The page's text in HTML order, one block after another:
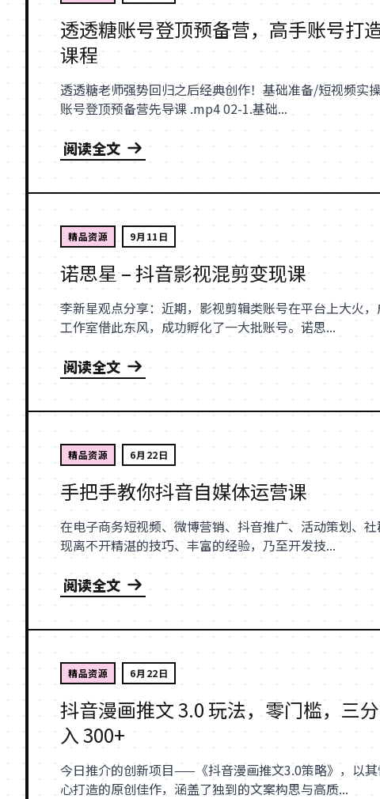
透透糖账号登顶预备营，高手账号打
课程
透透糖老师强势回归之后经典创作！基础准备/短视频
账号登顶预备营先导课 .mp4 02-1.基础...
阅读全文
精品资源 9月11日
诺思星 – 抖音影视混剪变现课
李新星观点分享：近期，影视剪辑类账号在平台上大火
工作室借此东风，成功孵化了一大批账号。诺思...
阅读全文
精品资源 6月22日
手把手教你抖音自媒体运营课
在电子商务短视频、微博营销、抖音推广、活动策划、
现离不开精湛的技巧、丰富的经验，乃至开发技...
阅读全文
精品资源 6月22日
抖音漫画推文 3.0 玩法，零门槛，三
入 300+
今日推介的创新项目——《抖音漫画推文3.0策略》，以
心打造的原创佳作，涵盖了独到的文案构思与高质...